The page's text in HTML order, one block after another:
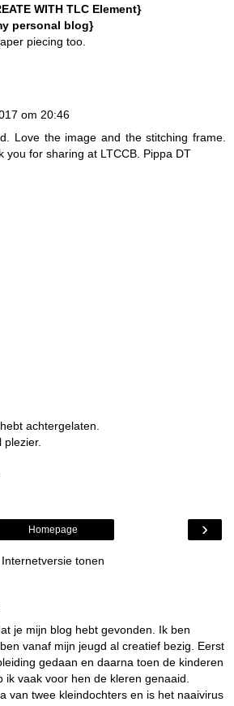
WITH TLC Element}
personal blog}
piecing too.
om 20:46
Love the image and the stitching frame.
you for sharing at LTCCB. Pippa DT
achtergelaten.
plezier.
›
Homepage
Internetversie tonen
je mijn blog hebt gevonden. Ik ben
vanaf mijn jeugd al creatief bezig. Eerst
gedaan en daarna toen de kinderen
ik vaak voor hen de kleren genaaid.
van twee kleindochters en is het naaivirus